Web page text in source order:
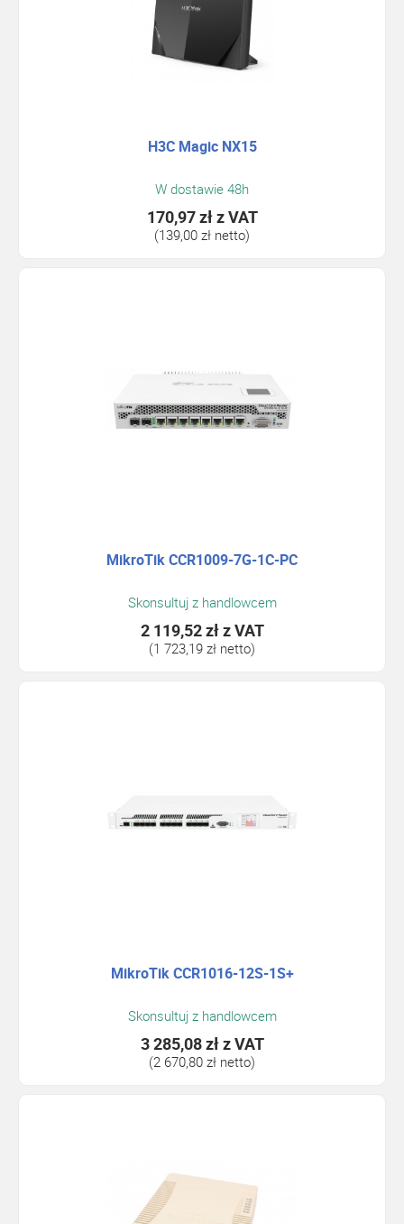
H3C Magic NX15
W dostawie 48h
170,97 złz VAT
(139,00 zł netto)
MikroTik CCR1009-7G-1C-PC
Skonsultuj z handlowcem
2 119,52 złz VAT
(1 723,19 zł netto)
MikroTik CCR1016-12S-1S+
Skonsultuj z handlowcem
3 285,08 złz VAT
(2 670,80 zł netto)